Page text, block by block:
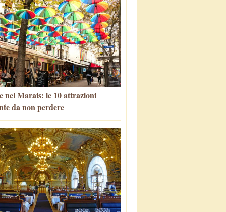
nel Marais: le 10 attrazioni
da non perdere